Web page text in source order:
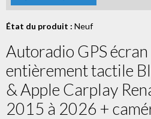
État du produit : Neuf
Autoradio GPS écran
entièrement tactile
& Apple Carplay
2015 à 2026 +